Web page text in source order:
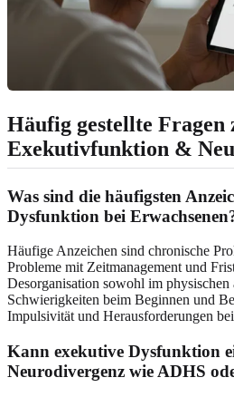
Häufig gestellte Fragen
Exekutivfunktion &
Was sind die häufigsten
Dysfunktion bei
Häufige Anzeichen sind chronische
Probleme mit Zeitmanagement und
Desorganisation sowohl im
Schwierigkeiten beim Beginnen und
Impulsivität und Herausforderungen
Kann exekutive Dysfunktion
Neurodivergenz wie ADHS